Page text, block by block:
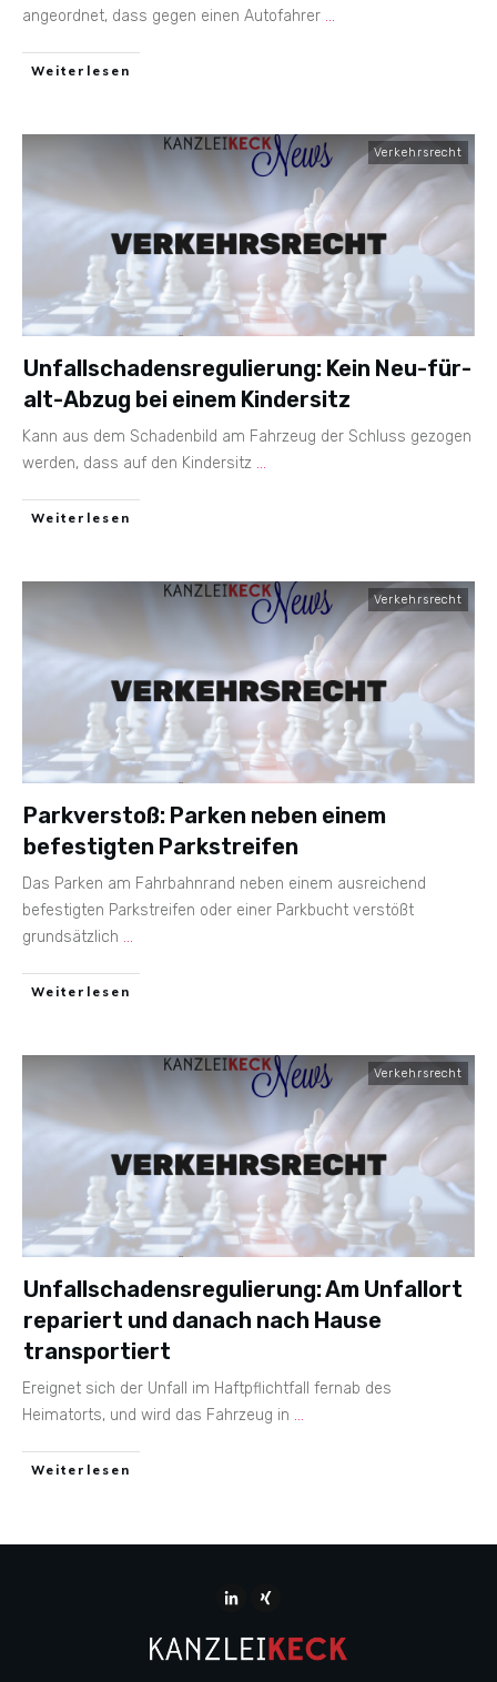
angeordnet, dass gegen einen Autofahrer ...
Weiterlesen
Verkehrsrecht
Unfallschadensregulierung: Kein Neu-für-
alt-Abzug bei einem Kindersitz
Kann aus dem Schadenbild am Fahrzeug der Schluss gezogen
werden, dass auf den Kindersitz ...
Weiterlesen
Verkehrsrecht
Parkverstoß: Parken neben einem
befestigten Parkstreifen
Das Parken am Fahrbahnrand neben einem ausreichend
befestigten Parkstreifen oder einer Parkbucht verstößt
grundsätzlich ...
Weiterlesen
Verkehrsrecht
Unfallschadensregulierung: Am Unfallort
repariert und danach nach Hause
transportiert
Ereignet sich der Unfall im Haftpflichtfall fernab des
Heimatorts, und wird das Fahrzeug in ...
Weiterlesen